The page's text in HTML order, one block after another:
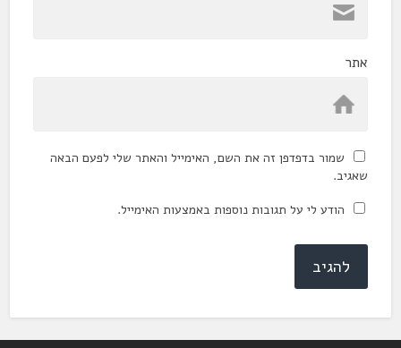
אתר
שמור בדפדפן זה את השם, האימייל והאתר שלי לפעם הבאה
שאגיב.
הודע לי על תגובות נוספות באמצעות האימייל.